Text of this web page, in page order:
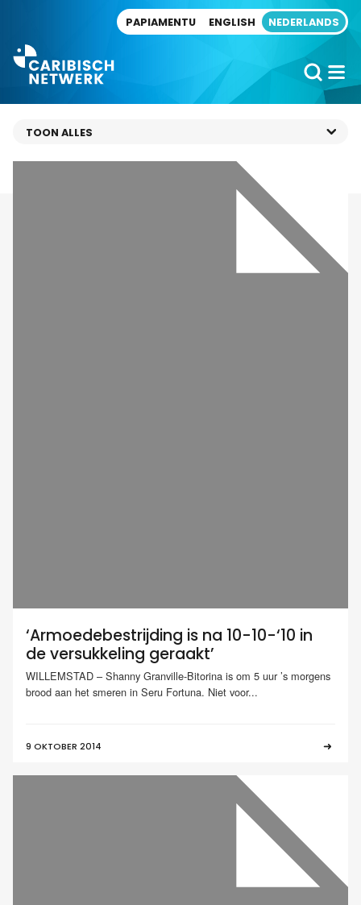
PAPIAMENTU ENGLISH NEDERLANDS
‘Armoedebestrijding is na 10-10-‘10 in
de versukkeling geraakt’
WILLEMSTAD – Shanny Granville-Bitorina is om 5 uur ’s morgens
brood aan het smeren in Seru Fortuna. Niet voor...
9 OKTOBER 2014